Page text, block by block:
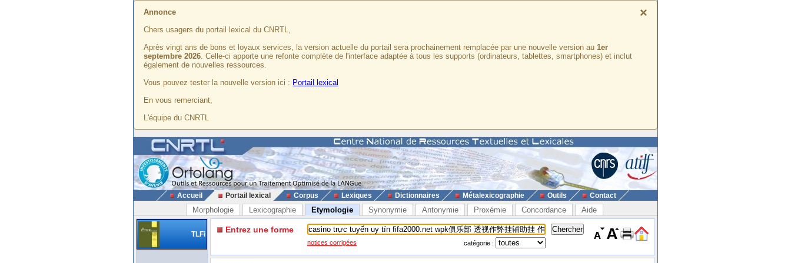
×
Annonce
Chers usagers du portail lexical du CNRTL,
Après vingt ans de bons et loyaux services, la version actuelle du portail sera prochainement remplacée par une nouvelle version au 1er
septembre 2026. Celle-ci apporte une refonte complète de l'interface adaptée à tous les supports (ordinateurs, tablettes, smartphones) et inclut
également de nouvelles ressources.
Vous pouvez tester la nouvelle version ici : Portail lexical
En vous remerciant,
L'équipe du CNRTL
Accueil Portail lexical Corpus Lexiques Dictionnaires Métalexicographie Outils Contact
Morphologie Lexicographie Etymologie Synonymie Antonymie Proxémie Concordance Aide
TLFi Entrez une forme
notices corrigées catégorie :